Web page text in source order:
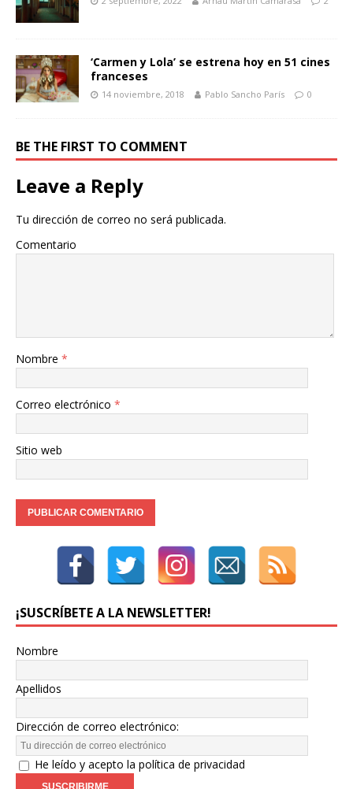
‘Carmen y Lola’ se estrena hoy en 51 cines
franceses
14 noviembre, 2018 Pablo Sancho París 0
BE THE FIRST TO COMMENT
Leave a Reply
Tu dirección de correo no será publicada.
Comentario
Nombre *
Correo electrónico *
Sitio web
¡SUSCRÍBETE A LA NEWSLETTER!
Nombre
Apellidos
Dirección de correo electrónico:
He leído y acepto la política de privacidad